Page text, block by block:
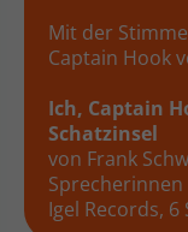
Mit der
Captain Hook
Ich, Captain
Schatzinsel
von Frank
‎Igel Records,